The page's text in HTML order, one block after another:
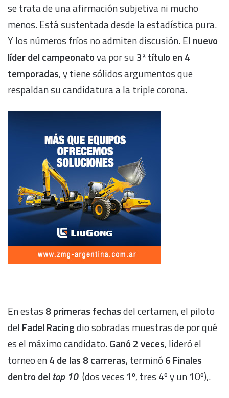
se trata de una afirmación subjetiva ni mucho
menos. Está sustentada desde la estadística pura.
Y los números fríos no admiten discusión. El nuevo
líder del campeonatova por su 3ª título en 4
temporadas, y tiene sólidos argumentos que
respaldan su candidatura a la triple corona.
En estas 8 primeras fechasdel certamen, el piloto
del Fadel Racingdio sobradas muestras de por qué
es el máximo candidato.Ganó 2 veces, lideró el
torneo en4 de las 8 carreras, terminó 6 Finales
dentro del top 10(dos veces 1º, tres 4º y un 10º),.